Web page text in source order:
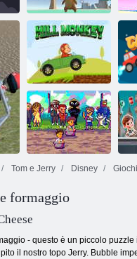
Gare di
Camptown
Scimmia di
collina
Balap Karung
Super
Tom e Jerry Disney
formaggio
- questo è un piccolo
il nostro topo Jerry. Bubble